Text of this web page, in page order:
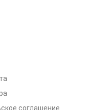
соглашение